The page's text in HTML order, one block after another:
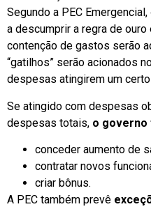
Segundo a PEC
a descumprir a regra de
contenção de gastos serão
“gatilhos” serão acionados
despesas atingirem um
Se atingido com despesas
despesas totais, o governo
conceder aumento de
contratar novos
criar bônus.
A PEC também prevê